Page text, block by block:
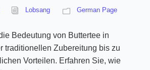
Lobsang German Page
Bedeutung von Buttertee in
traditionellen Zubereitung bis zu
Vorteilen. Erfahren Sie, wie